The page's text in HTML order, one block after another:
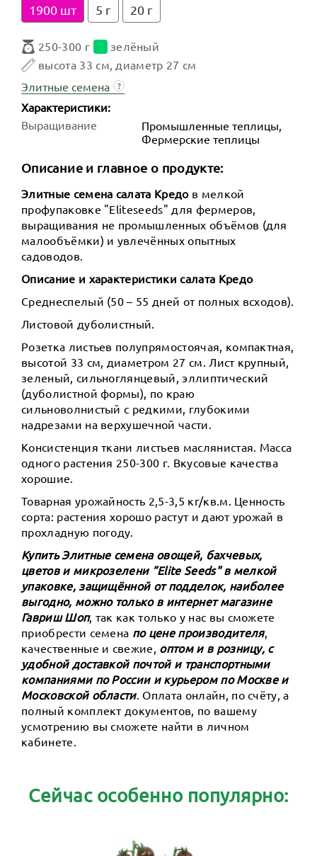
1900 шт 5 г 20 г
250-300 г
зелёный
высота 33 см, диаметр 27 см
Элитные семена
?
Характеристики:
Выращивание
Промышленные теплицы,
Фермерские теплицы
Описание и главное о продукте:
Элитные семена салата Кредов мелкой
профупаковке "Eliteseeds" для фермеров,
выращивания не промышленных объёмов (для
малообъёмки) и увлечённых опытных
садоводов.
Описание и характеристики салата Кредо
Среднеспелый (50 – 55 дней от полных всходов).
Листовой дуболистный.
Розетка листьев полупрямостоячая, компактная,
высотой 33 см, диаметром 27 см. Лист крупный,
зеленый, сильноглянцевый, эллиптический
(дуболистной формы), по краю
сильноволнистый с редкими, глубокими
надрезами на верхушечной части.
Консистенция ткани листьев маслянистая. Масса
одного растения 250-300 г. Вкусовые качества
хорошие.
Товарная урожайность 2,5-3,5 кг/кв.м. Ценность
сорта: растения хорошо растут и дают урожай в
прохладную погоду.
Купить Элитные семена овощей, бахчевых,
цветов и микрозелени ”Elite Seeds" в мелкой
упаковке, защищённой от подделок, наиболее
выгодно, можно только в интернет магазине
Гавриш Шоп, так как только у нас вы сможете
приобрести семена по цене производителя,
качественные и свежие, оптом и в розницу, с
удобной доставкой почтой и транспортными
компаниями по России и курьером по Москве и
Московской области. Оплата онлайн, по счёту, а
полный комплект документов, по вашему
усмотрению вы сможете найти в личном
кабинете.
Сейчас особенно популярно: